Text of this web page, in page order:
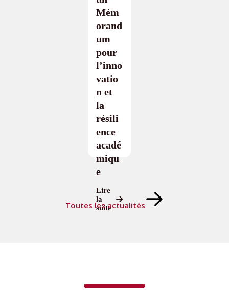
Mém
orand
um
pour
l’inno
vatio
n et
la
résili
ence
acadé
miqu
e
Lire
la
suite
Toutes les actualités